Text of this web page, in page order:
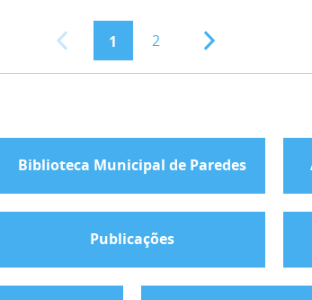
1 2
Biblioteca Municipal de Paredes
Publicações